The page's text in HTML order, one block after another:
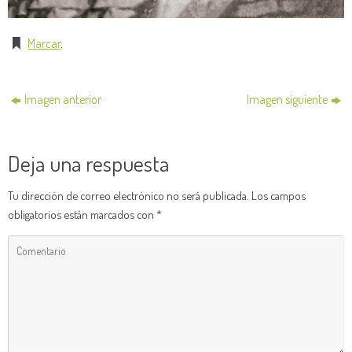
Marcar.
Imagen anterior Imagen siguiente
Deja una respuesta
Tu dirección de correo electrónico no será publicada. Los campos
obligatorios están marcados con *